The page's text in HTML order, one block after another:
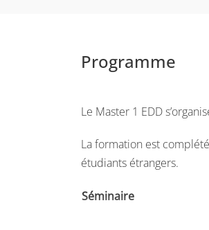
Programme
Le Master 1 EDD
La formation est
étudiants étrangers.
Séminaire